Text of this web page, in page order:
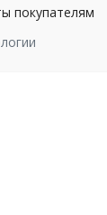
покупателям